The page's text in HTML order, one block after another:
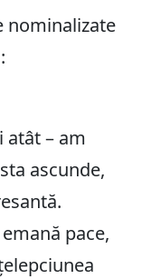
nominalizate
atât – am
ascunde,
pace,